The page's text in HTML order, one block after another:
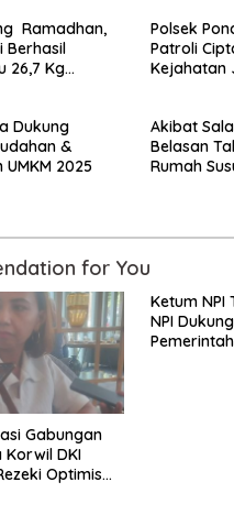
Ramadhan,
Berhasil
26,7 Kg
Polsek
Patroli
Kejahatan
Dukung
&
2025
Akibat
Belasan
Rumah
for You
Gabungan
Korwil DKI
Optimis
Ketum NPI
NPI